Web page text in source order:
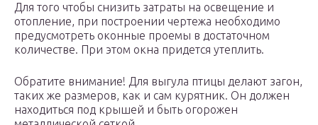
Для того чтобы снизить затраты на освещение и
отопление, при построении чертежа необходимо
предусмотреть оконные проемы в достаточном
количестве. При этом окна придется утеплить.
Обратите внимание! Для выгула птицы делают загон,
таких же размеров, как и сам курятник. Он должен
находиться под крышей и быть огорожен